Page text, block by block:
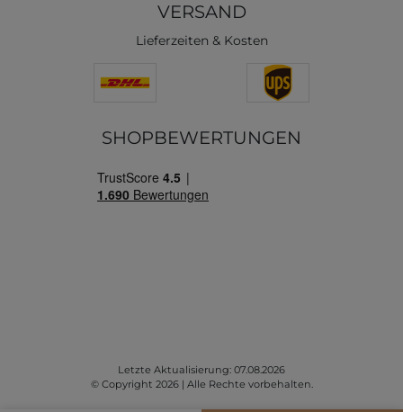
VERSAND
Lieferzeiten & Kosten
SHOPBEWERTUNGEN
Letzte Aktualisierung: 07.08.2026
© Copyright 2026 | Alle Rechte vorbehalten.